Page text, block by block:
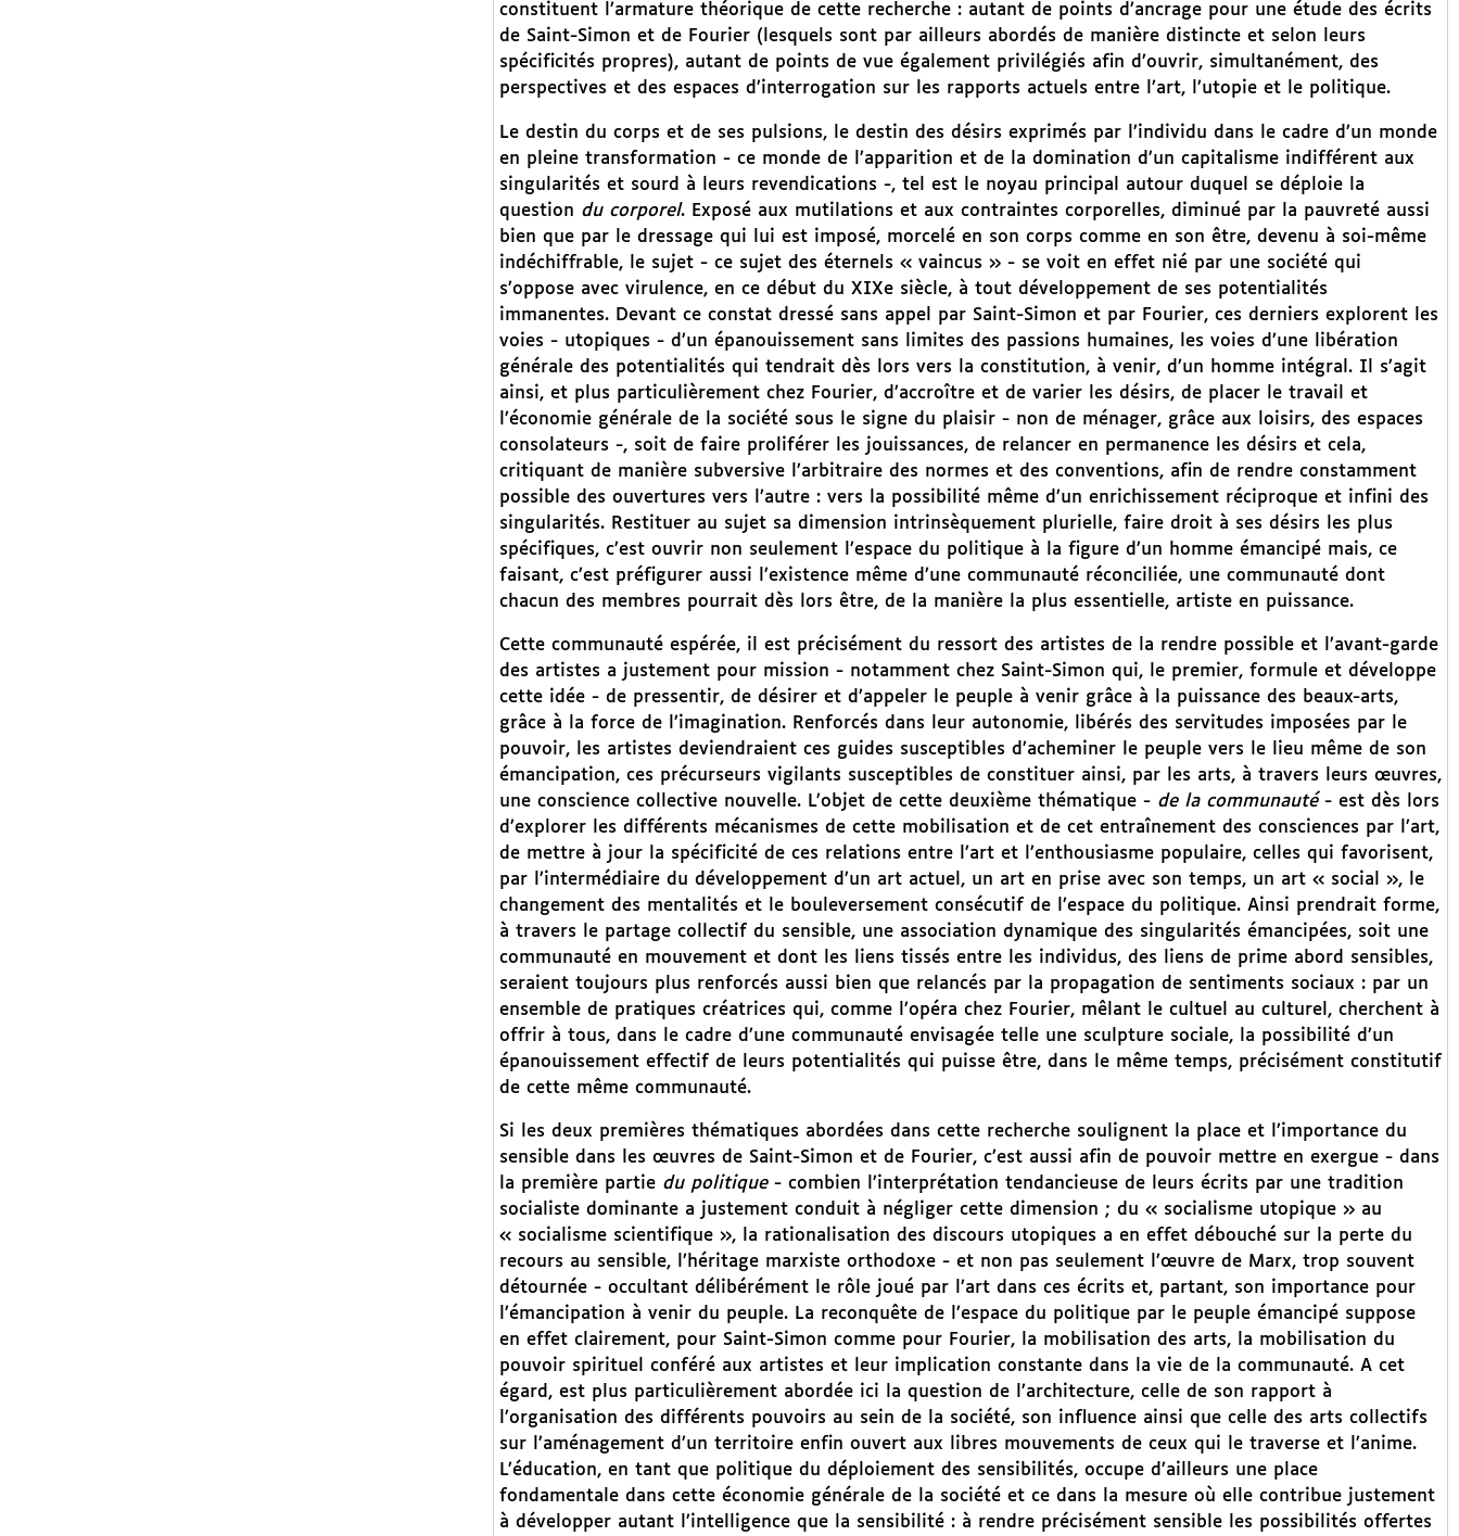
constituent l’armature théorique de cette recherche : autant de points d’ancrage pour une étude des écrits
de Saint-Simon et de Fourier (lesquels sont par ailleurs abordés de manière distincte et selon leurs
spécificités propres), autant de points de vue également privilégiés afin d’ouvrir, simultanément, des
perspectives et des espaces d’interrogation sur les rapports actuels entre l’art, l’utopie et le politique.
Le destin du corps et de ses pulsions, le destin des désirs exprimés par l’individu dans le cadre d’un monde
en pleine transformation - ce monde de l’apparition et de la domination d’un capitalisme indifférent aux
singularités et sourd à leurs revendications -, tel est le noyau principal autour duquel se déploie la
question du corporel. Exposé aux mutilations et aux contraintes corporelles, diminué par la pauvreté aussi
bien que par le dressage qui lui est imposé, morcelé en son corps comme en son être, devenu à soi-même
indéchiffrable, le sujet - ce sujet des éternels « vaincus » - se voit en effet nié par une société qui
s’oppose avec virulence, en ce début du XIXe siècle, à tout développement de ses potentialités
immanentes. Devant ce constat dressé sans appel par Saint-Simon et par Fourier, ces derniers explorent les
voies - utopiques - d’un épanouissement sans limites des passions humaines, les voies d’une libération
générale des potentialités qui tendrait dès lors vers la constitution, à venir, d’un homme intégral. Il s’agit
ainsi, et plus particulièrement chez Fourier, d’accroître et de varier les désirs, de placer le travail et
l’économie générale de la société sous le signe du plaisir - non de ménager, grâce aux loisirs, des espaces
consolateurs -, soit de faire proliférer les jouissances, de relancer en permanence les désirs et cela,
critiquant de manière subversive l’arbitraire des normes et des conventions, afin de rendre constamment
possible des ouvertures vers l’autre : vers la possibilité même d’un enrichissement réciproque et infini des
singularités. Restituer au sujet sa dimension intrinsèquement plurielle, faire droit à ses désirs les plus
spécifiques, c’est ouvrir non seulement l’espace du politique à la figure d’un homme émancipé mais, ce
faisant, c’est préfigurer aussi l’existence même d’une communauté réconciliée, une communauté dont
chacun des membres pourrait dès lors être, de la manière la plus essentielle, artiste en puissance.
Cette communauté espérée, il est précisément du ressort des artistes de la rendre possible et l’avant-garde
des artistes a justement pour mission - notamment chez Saint-Simon qui, le premier, formule et développe
cette idée - de pressentir, de désirer et d’appeler le peuple à venir grâce à la puissance des beaux-arts,
grâce à la force de l’imagination. Renforcés dans leur autonomie, libérés des servitudes imposées par le
pouvoir, les artistes deviendraient ces guides susceptibles d’acheminer le peuple vers le lieu même de son
émancipation, ces précurseurs vigilants susceptibles de constituer ainsi, par les arts, à travers leurs œuvres,
une conscience collective nouvelle. L’objet de cette deuxième thématique - de la communauté- est dès lors
d’explorer les différents mécanismes de cette mobilisation et de cet entraînement des consciences par l’art,
de mettre à jour la spécificité de ces relations entre l’art et l’enthousiasme populaire, celles qui favorisent,
par l’intermédiaire du développement d’un art actuel, un art en prise avec son temps, un art « social », le
changement des mentalités et le bouleversement consécutif de l’espace du politique. Ainsi prendrait forme,
à travers le partage collectif du sensible, une association dynamique des singularités émancipées, soit une
communauté en mouvement et dont les liens tissés entre les individus, des liens de prime abord sensibles,
seraient toujours plus renforcés aussi bien que relancés par la propagation de sentiments sociaux : par un
ensemble de pratiques créatrices qui, comme l’opéra chez Fourier, mêlant le cultuel au culturel, cherchent à
offrir à tous, dans le cadre d’une communauté envisagée telle une sculpture sociale, la possibilité d’un
épanouissement effectif de leurs potentialités qui puisse être, dans le même temps, précisément constitutif
de cette même communauté.
Si les deux premières thématiques abordées dans cette recherche soulignent la place et l’importance du
sensible dans les œuvres de Saint-Simon et de Fourier, c’est aussi afin de pouvoir mettre en exergue - dans
la première partie du politique- combien l’interprétation tendancieuse de leurs écrits par une tradition
socialiste dominante a justement conduit à négliger cette dimension ; du « socialisme utopique » au
« socialisme scientifique », la rationalisation des discours utopiques a en effet débouché sur la perte du
recours au sensible, l’héritage marxiste orthodoxe - et non pas seulement l’œuvre de Marx, trop souvent
détournée - occultant délibérément le rôle joué par l’art dans ces écrits et, partant, son importance pour
l’émancipation à venir du peuple. La reconquête de l’espace du politique par le peuple émancipé suppose
en effet clairement, pour Saint-Simon comme pour Fourier, la mobilisation des arts, la mobilisation du
pouvoir spirituel conféré aux artistes et leur implication constante dans la vie de la communauté. A cet
égard, est plus particulièrement abordée ici la question de l’architecture, celle de son rapport à
l’organisation des différents pouvoirs au sein de la société, son influence ainsi que celle des arts collectifs
sur l’aménagement d’un territoire enfin ouvert aux libres mouvements de ceux qui le traverse et l’anime.
L’éducation, en tant que politique du déploiement des sensibilités, occupe d’ailleurs une place
fondamentale dans cette économie générale de la société et ce dans la mesure où elle contribue justement
à développer autant l’intelligence que la sensibilité : à rendre précisément sensible les possibilités offertes